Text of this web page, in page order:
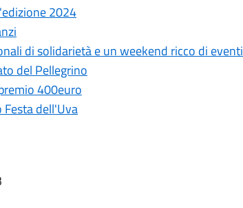
2024
di solidarietà e un weekend ricco di eventi
del Pellegrino
400euro
Festa dell'Uva